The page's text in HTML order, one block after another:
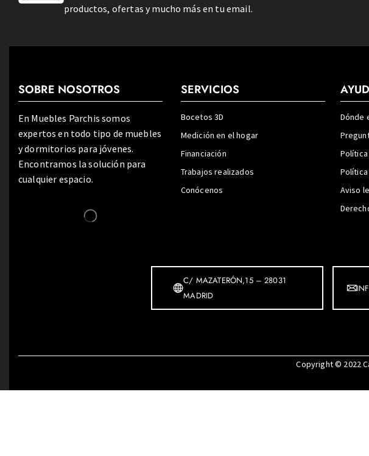
productos, ofertas y mucho más en tu email.
SOBRE NOSOTROS
En Muebles Parchis somos
expertos en todo tipo de muebles
y dormitorios para jóvenes.
Encontramos la solución para
cualquier espacio.
SERVICIOS
Bocetos 3D
Medición en el hogar
Financiación
Trabajos realizados
Conócenos
Dónde
Aviso
C/ MAZATERÓN,15 – 28031
MADRID
Copyright © 2022